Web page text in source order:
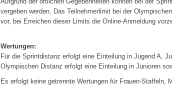
vergeben werden. Das Teilnehmerlimit bei der
vor, bei Erreichen dieser Limits die Online-Anmeldung
Wertungen:
Für die Sprintdistanz erfolgt eine Einteilung in Jugend A,
Olympischen Distanz erfolgt eine Einteilung in Junioren
Es erfolgt keine getrennte Wertungen für Frauen-Staffeln,